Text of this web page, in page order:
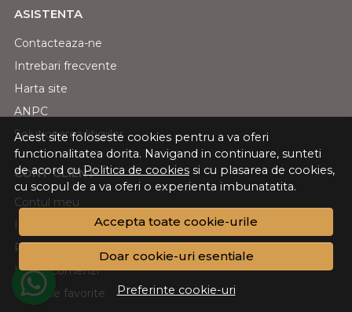
Acest site foloseste cookies pentru a va oferi
functionalitatea dorita. Navigand in continuare, sunteti
de acord cuPolitica de cookies si cu plasarea de cookies,
cu scopul de a va oferi o experienta imbunatatita.
Accepta toate cookie-urile
Doar cookie-uri esentiale
Preferinte cookie-uri
ASISTENTA
Contacteaza-ne
Intrebari frecvente
Harta site
ANPC
Solutionarea litigiilor
CONT CLIENT
Contul meu
Inregistrare
Recuperare parola
Istoric comenzi
Produse favorite